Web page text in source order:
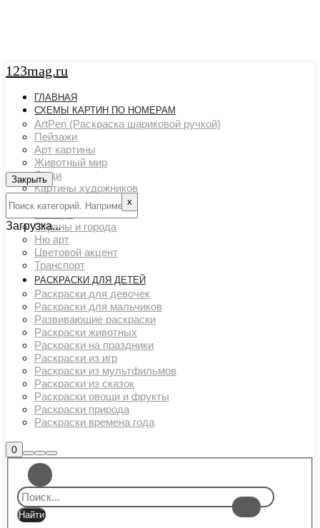
123mag.ru
ГЛАВНАЯ
СХЕМЫ КАРТИН ПО НОМЕРАМ
ArtPen (Раскраска шариковой ручкой)
Пейзажи
Арт картины
Животный мир
Люди
Картины художников
Натюрморты
Поп арт
Страны и города
Ню арт
Цветовой акцент
Транспорт
РАСКРАСКИ ДЛЯ ДЕТЕЙ
Раскраски для девочек
Раскраски для мальчиков
Развивающие раскраски
Раскраски животных
Раскраски на праздники
Раскраски из игр
Раскраски из мультфильмов
Раскраски из сказок
Раскраски овощи и фрукты
Раскраски природа
Раскраски времена года
0Боковая
панель
магазина
Найти
Больше
информации
Главное
меню
Закрыть
х
Загрузка...